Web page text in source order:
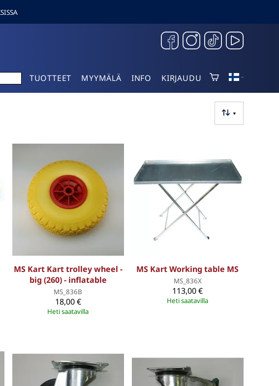
TUOTTEET MYYMÄLÄ INFO KIRJAUDU
▼
MS Kart Kart trolley wheel -
big (260) - inflatable
MS_836B
18,00 €
Heti saatavilla
MS Kart Working table MS
MS_836X
113,00 €
Heti saatavilla